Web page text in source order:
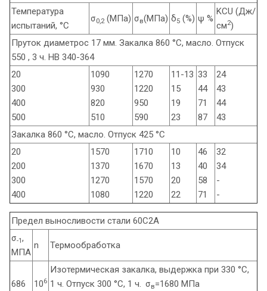
Температура
испытаний, °С
σ0,2 (МПа) σв(МПа) δ5 (%) ψ %
KCU (Дж/
см2)
Пруток диаметрос 17 мм. Закалка 860 °С, масло. Отпуск
550 , 3 ч. НВ 340-364
20
300
400
500
1090
930
820
510
1270
1220
950
590
11-13
15
19
23
33
44
71
87
24
43
44
43
Закалка 860 °С, масло. Отпуск 425 °С
20
200
300
400
1570
1370
1270
1080
1710
1670
1570
1220
10
13
20
22
46
40
58
71
32
34
-
-
Предел выносливости стали 60С2А
σ-1,
МПА
n Термообработка
686
106
Изотермическая закалка, выдержка при 330 °C,
1 ч. Отпуск 300 °C, 1 ч. σв=1680 МПа